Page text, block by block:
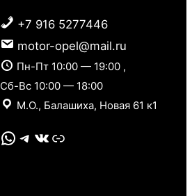
+7 916 5277446
motor-opel@mail.ru
Пн-Пт 10:00 — 19:00 ,
Сб-Вс 10:00 — 18:00
М.О., Балашиха, Новая 61 к1
WhatsApp Telegram VK Link